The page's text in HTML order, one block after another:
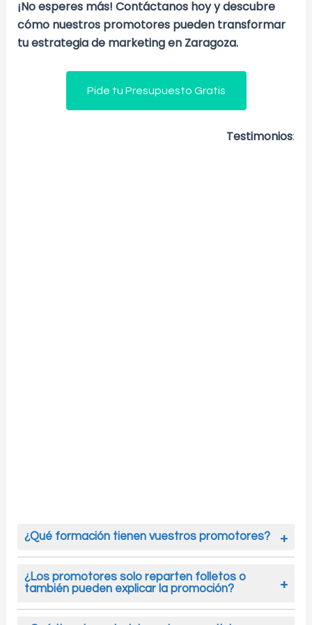
¡No esperes más! Contáctanos hoy y descubre
cómo nuestros promotores pueden transformar
tu estrategia de marketing en Zaragoza.
Pide tu Presupuesto Gratis
Testimonios:
¿Qué formación tienen vuestros promotores?
Nuestros promotores reciben formación en
atención al público, comunicación, protocolo
comercial y en los detalles específicos de cada
campaña, como el mensaje de marca y los
¿Los promotores solo reparten folletos o
también pueden explicar la promoción?
Los promotores para reparto en mano en